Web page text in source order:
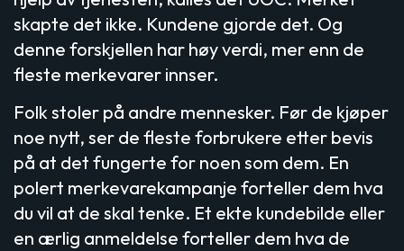
skapte det ikke. Kundene gjorde det. Og
denne forskjellen har høy verdi, mer enn de
fleste merkevarer innser.
Folk stoler på andre mennesker. Før de kjøper
noe nytt, ser de fleste forbrukere etter bevis
på at det fungerte for noen som dem. En
polert merkevarekampanje forteller dem hva
du vil at de skal tenke. Et ekte kundebilde eller
en ærlig anmeldelse forteller dem hva de